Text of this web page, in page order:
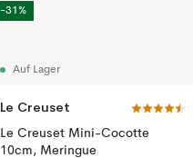
Auf Lager
Le Creuset
Le Creuset Mini-Cocotte
10cm, Meringue
-31%